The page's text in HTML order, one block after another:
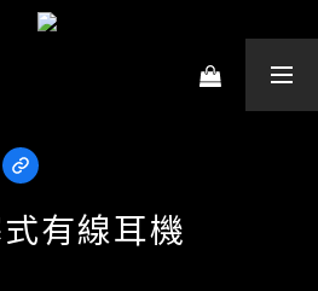
有線耳機